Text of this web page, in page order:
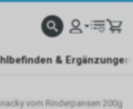
& Ergänzungen
vom Rinderpansen 200g